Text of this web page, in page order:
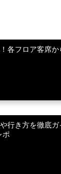
各フロア客席
行き方を徹底
ポ